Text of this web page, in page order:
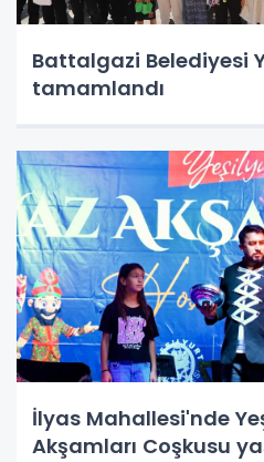
Battalgazi Belediyesi
tamamlandı
İlyas Mahallesi'nde
Akşamları Coşkusu